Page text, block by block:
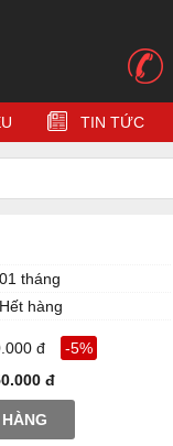
TIN TỨC
01 tháng
Hết hàng
đ
-5%
đ